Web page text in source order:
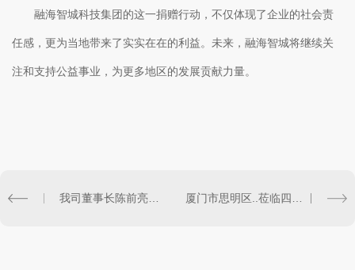
融海智城科技集团的这一捐赠行动，不仅体现了企业的社会责
任感，更为当地带来了实实在在的利益。未来，融海智城将继续关
注和支持公益事业，为更多地区的发展贡献力量。